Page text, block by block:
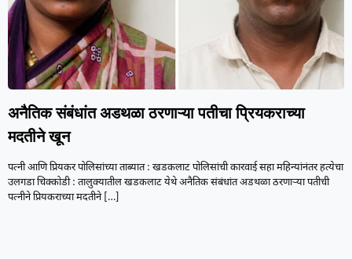
अनैतिक संबंधांत अडथळा ठरणाऱ्या पतीचा प्रियकराच्या
मदतीने खून
पत्नी आणि प्रियकर पोलिसांच्या ताब्यात : खडकलाट पोलिसांची कारवाई सहा महिन्यांनंतर हत्येचा
उलगडा चिक्कोडी : तालुक्यातील खडकलाट येथे अनैतिक संबंधांत अडथळा ठरणाऱ्या पतीची
पत्नीने प्रियकराच्या मदतीने[…]